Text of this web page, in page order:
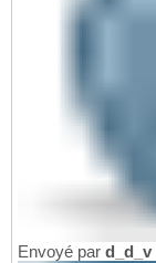
Envoyé par d_d_v